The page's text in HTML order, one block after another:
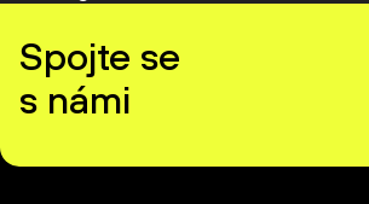
Spojte se
s námi